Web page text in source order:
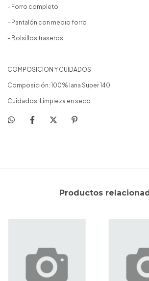
- Forro completo
- Pantalón con medio forro
- Bolsillos traseros
COMPOSICION Y CUIDADOS
Composición: 100% lana Super 140
Cuidados: Limpieza en seco.
Productos